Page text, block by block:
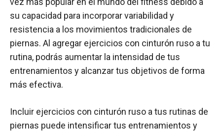
su capacidad para incorporar variabilidad y
resistencia a los movimientos tradicionales de
piernas. Al agregar ejercicios con cinturón ruso a tu
rutina, podrás aumentar la intensidad de tus
entrenamientos y alcanzar tus objetivos de forma
más efectiva.
Incluir ejercicios con cinturón ruso a tus rutinas de
piernas puede intensificar tus entrenamientos y